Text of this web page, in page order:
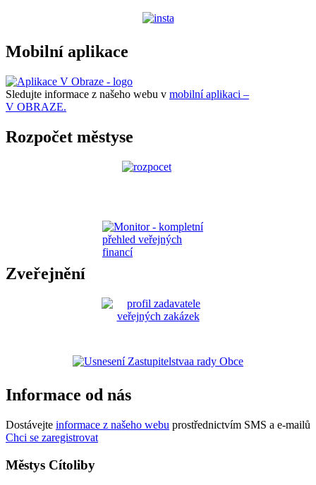
Mobilní aplikace
Sledujte informace z našeho webu v mobilní aplikaci –
V OBRAZE.
Rozpočet městyse
Zveřejnění
Informace od nás
Dostávejte informace z našeho webu prostřednictvím SMS a e-mailů
Chci se zaregistrovat
Městys Cítoliby